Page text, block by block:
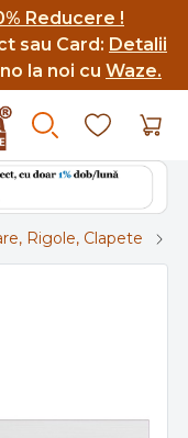
Reducere !
sau Card: Detalii
la noi cu Waze.
Rigole, Clapete